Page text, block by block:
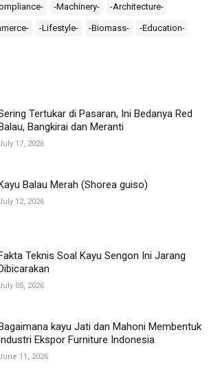
-Machinery- -Architecture-
-Lifestyle- -Biomass- -Education-
Tertukar di Pasaran, Ini Bedanya Red
Bangkirai dan Meranti
17, 2026
Balau Merah (Shorea guiso)
12, 2026
Teknis Soal Kayu Sengon Ini Jarang
05, 2026
kayu Jati dan Mahoni Membentuk
Ekspor Furniture Indonesia
11, 2026